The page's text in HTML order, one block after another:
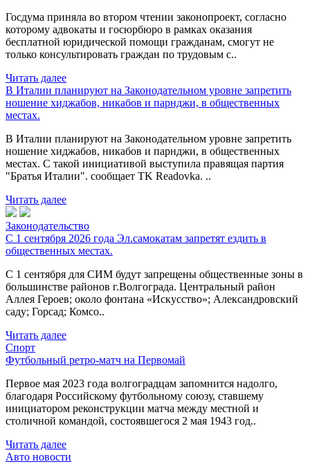
Госдума приняла во втором чтении законопроект, согласно
которому адвокаты и госюрбюро в рамках оказания
бесплатной юридической помощи гражданам, смогут не
только консультировать граждан по трудовым с..
Читать далее
В Италии планируют на Законодательном уровне запретить
ношение хиджабов, никабов и парнджи, в общественных
местах.
В Италии планируют на Законодательном уровне запретить
ношение хиджабов, никабов и парнджи, в общественных
местах. С такой инициативой выступила правящая партия
"Братья Италии". сообщает TK Readovka. ..
Читать далее
Законодательство
С 1 сентября 2026 года Эл.самокатам запретят ездить в
общественных местах.
С 1 сентября для СИМ будут запрещены общественные зоны в
большинстве районов г.Волгограда. Центральный район
Аллея Героев; около фонтана «Искусство»; Александровский
саду; Горсад; Комсо..
Читать далее
Спорт
Футбольный ретро-матч на Первомай
Первое мая 2023 года волгоградцам запомнится надолго,
благодаря Российскому футбольному союзу, ставшему
инициатором реконструкции матча между местной и
столичной командой, состоявшегося 2 мая 1943 год..
Читать далее
Авто новости